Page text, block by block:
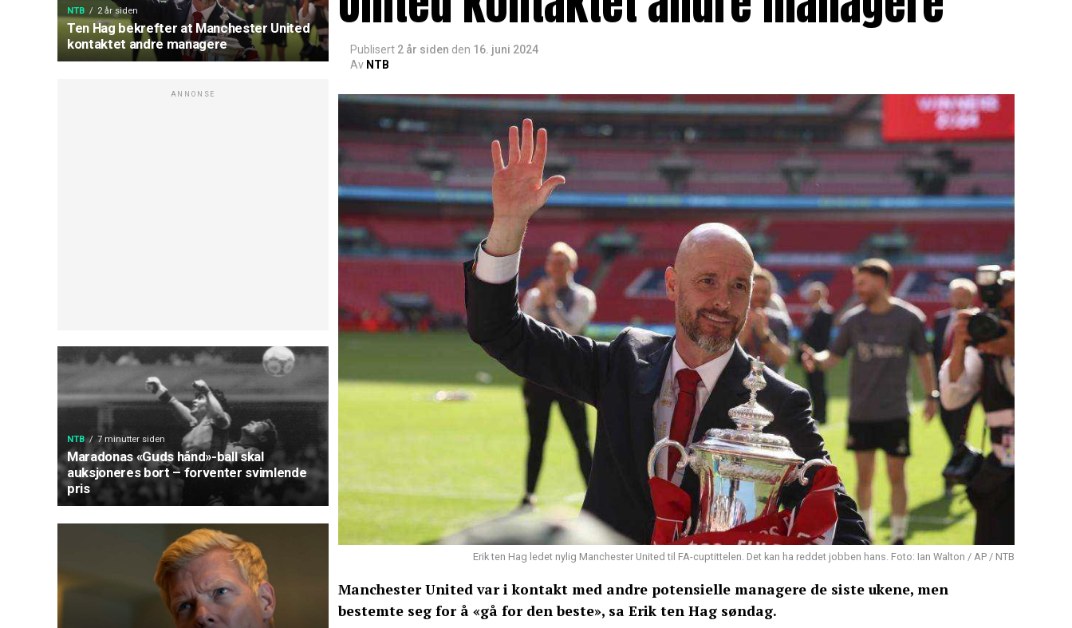
NTB 2 år siden
Ten Hag bekrefter at Manchester United
kontaktet andre managere
ANNONSE
NTB 7 minutter siden
Maradonas «Guds hånd»-ball skal
auksjoneres bort – forventer svimlende
pris
Publisert 2 år siden den 16. juni 2024
Av NTB
Erik ten Hag ledet nylig Manchester United til FA-cuptittelen. Det kan ha reddet jobben hans. Foto: Ian Walton / AP / NTB
Manchester United var i kontakt med andre potensielle managere de siste ukene, men
bestemte seg for å «gå for den beste», sa Erik ten Hag søndag.